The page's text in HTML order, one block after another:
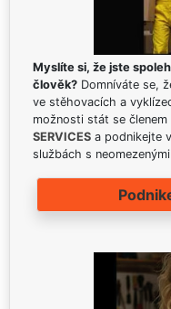
Myslíte si, že jste
člověk? Domníváte se,
ve stěhovacích a
možnosti stát se
SERVICES a podnikejte
službách s